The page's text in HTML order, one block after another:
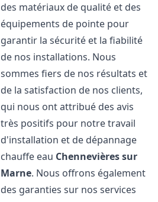
des matériaux de qualité et des
équipements de pointe pour
garantir la sécurité et la fiabilité
de nos installations. Nous
sommes fiers de nos résultats et
de la satisfaction de nos clients,
qui nous ont attribué des avis
très positifs pour notre travail
d'installation et de dépannage
chauffe eau Chennevières sur
Marne. Nous offrons également
des garanties sur nos services